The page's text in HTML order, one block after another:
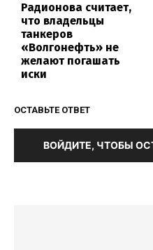
Радионова считает,
что владельцы
танкеров
«Волгонефть» не
желают погашать
иски
ОСТАВЬТЕ ОТВЕТ
ВОЙДИТЕ, ЧТОБЫ